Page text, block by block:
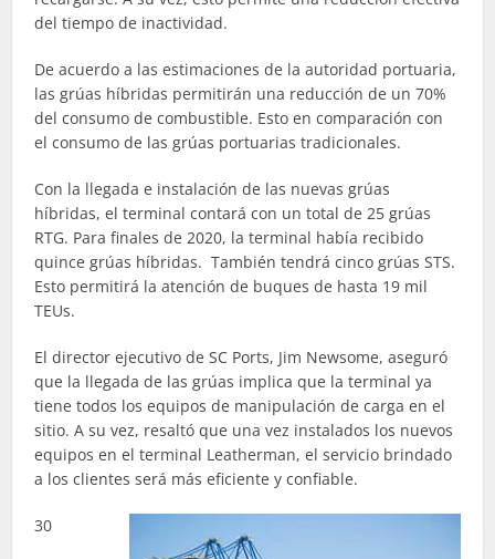
del tiempo de inactividad.
De acuerdo a las estimaciones de la autoridad portuaria,
las grúas híbridas permitirán una reducción de un 70%
del consumo de combustible. Esto en comparación con
el consumo de las grúas portuarias tradicionales.
Con la llegada e instalación de las nuevas grúas
híbridas, el terminal contará con un total de 25 grúas
RTG. Para finales de 2020, la terminal había recibido
quince grúas híbridas. También tendrá cinco grúas STS.
Esto permitirá la atención de buques de hasta 19 mil
TEUs.
El director ejecutivo de SC Ports, Jim Newsome, aseguró
que la llegada de las grúas implica que la terminal ya
tiene todos los equipos de manipulación de carga en el
sitio. A su vez, resaltó que una vez instalados los nuevos
equipos en el terminal Leatherman, el servicio brindado
a los clientes será más eficiente y confiable.
30